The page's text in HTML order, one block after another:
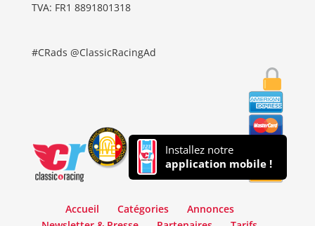
TVA: FR1 8891801318
#CRads @ClassicRacingAd
Installez notre
application mobile !
Accueil Catégories
Annonces